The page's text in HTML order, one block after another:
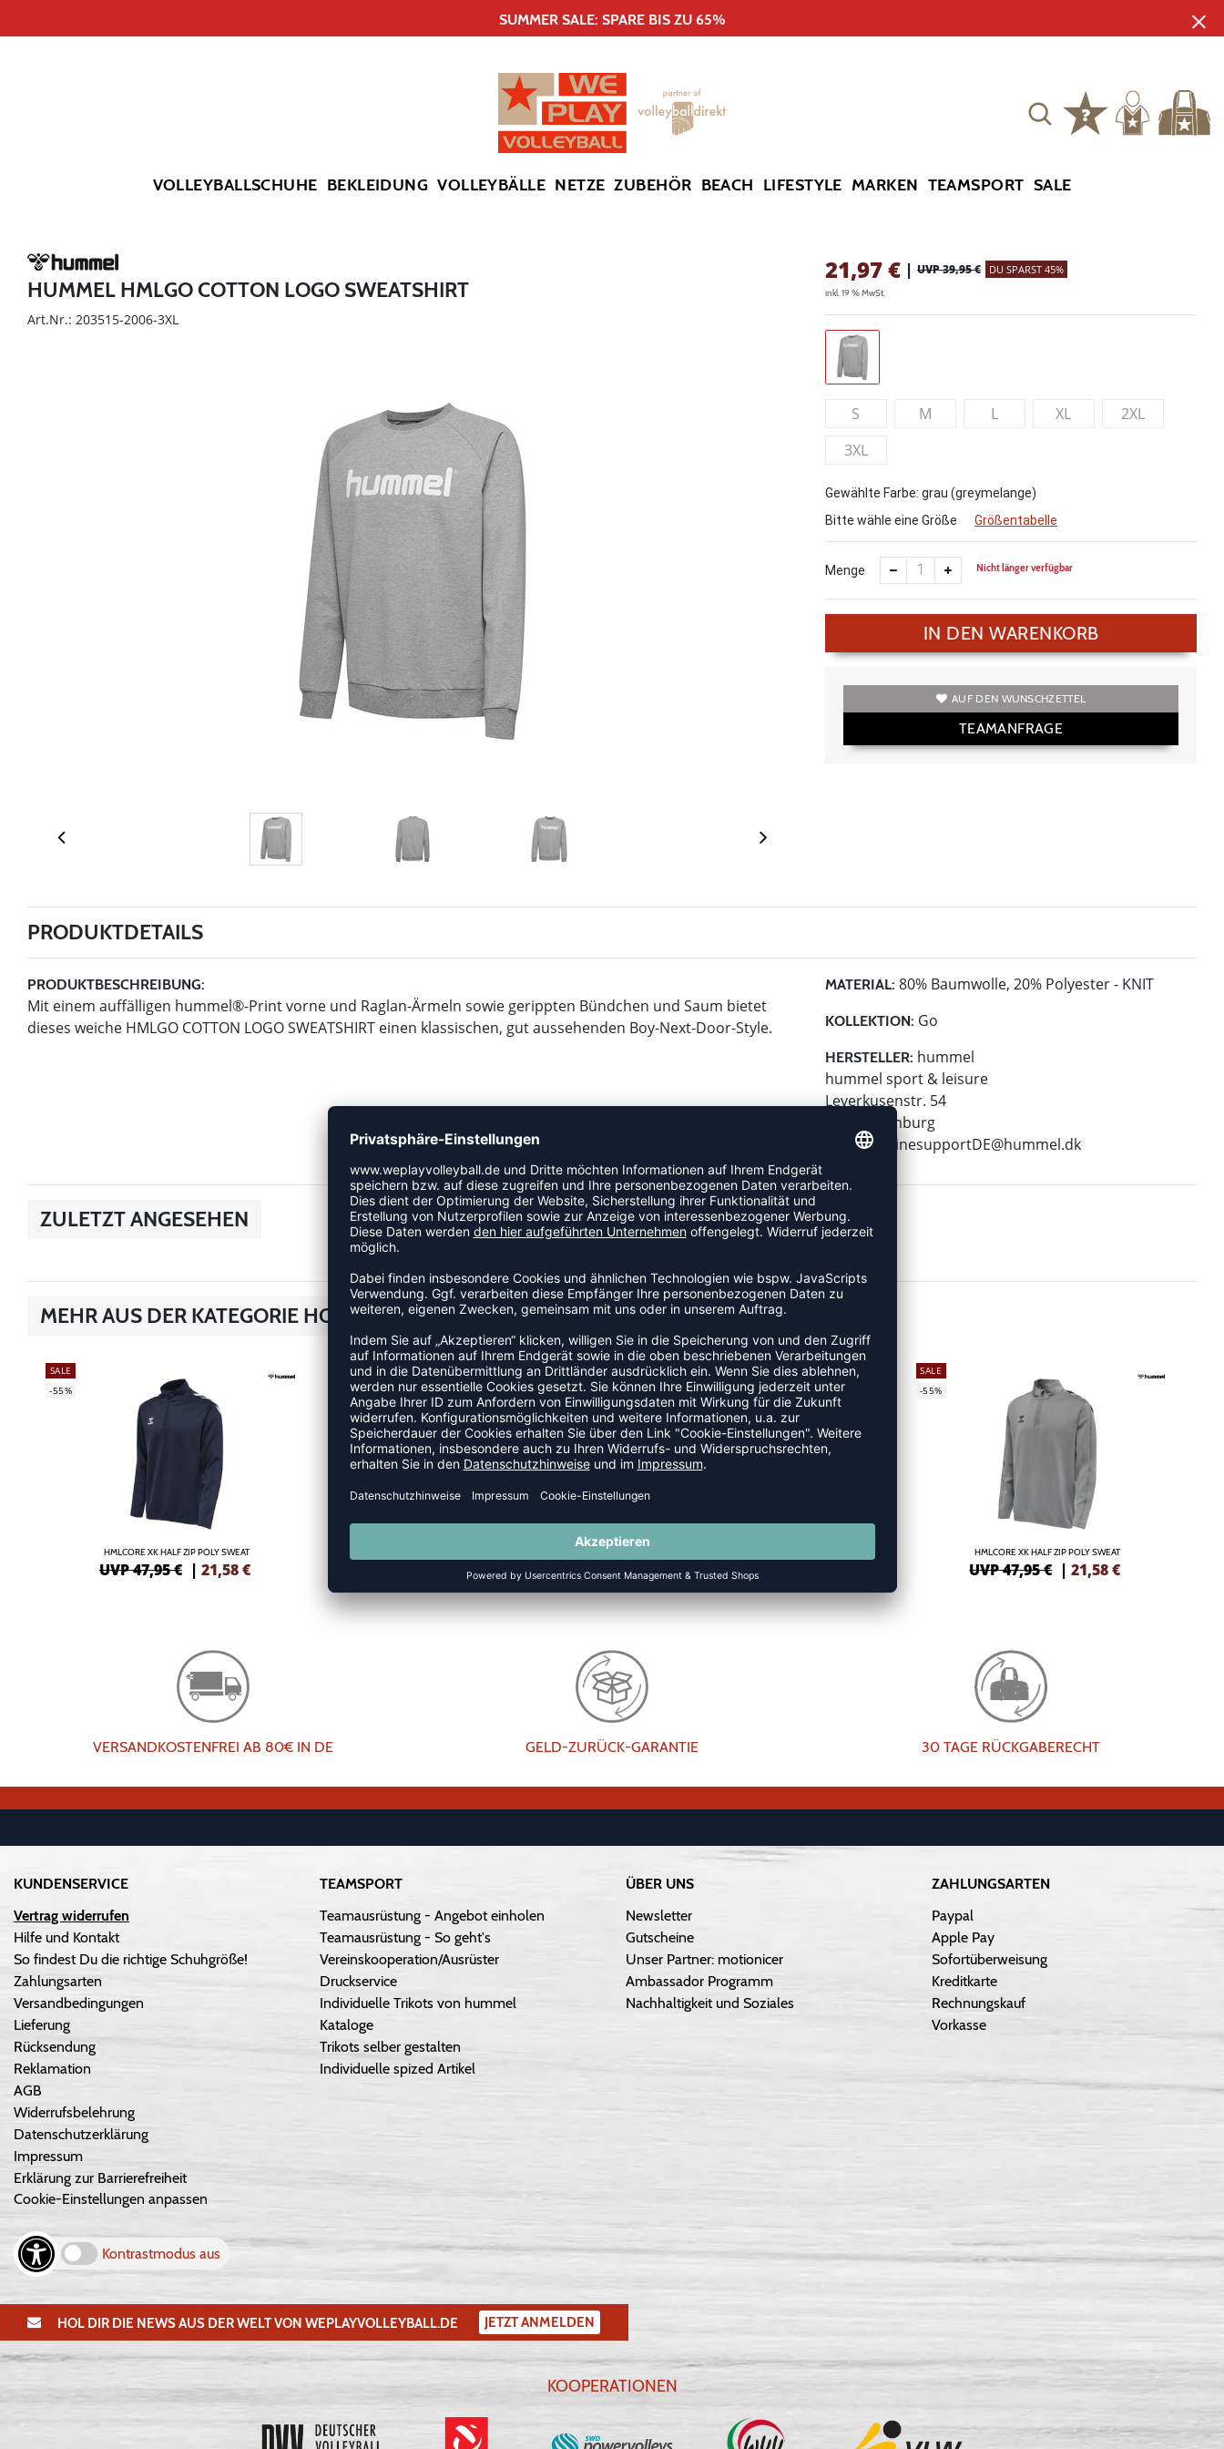
SUMMER SALE: SPARE BIS ZU 65%
VOLLEYBALLSCHUHE BEKLEIDUNG VOLLEYBÄLLE NETZE ZUBEHÖR BEACH LIFESTYLE MARKEN TEAMSPORT SALE
HUMMEL HMLGO COTTON LOGO SWEATSHIRT
Art.Nr.: 203515-2006-3XL
21,97€ | UVP 39,95 € DU SPARST 45%
inkl. 19 % MwSt.
S M L XL
2XL
3XL
Gewählte Farbe: grau (greymelange)
Bitte wähle eine Größe
Größentabelle
Menge Nicht länger verfügbar
IN DEN WARENKORB
AUF DEN WUNSCHZETTEL
TEAMANFRAGE
PRODUKTDETAILS
PRODUKTBESCHREIBUNG:
Mit einem auffälligen hummel®-Print vorne und Raglan-Ärmeln sowie gerippten Bündchen und Saum bietet
dieses weiche HMLGO COTTON LOGO SWEATSHIRT einen klassischen, gut aussehenden Boy-Next-Door-Style.
MATERIAL: 80% Baumwolle, 20% Polyester - KNIT
KOLLEKTION: Go
HERSTELLER: hummel
hummel sport & leisure
Leverkusenstr. 54
22761 Hamburg
E-Mail: onlinesupportDE@hummel.dk
ZULETZT ANGESEHEN
MEHR AUS DER KATEGORIE HOODIES
SALE
-55%
HMLCORE XK HALF ZIP POLY SWEAT
UVP 47,95 € | 21,58€
SALE
-55%
UVP 44,95 € |20,23 €
SALE
-55%
UVP 44,95 €
SALE
-55%
HMLCORE XK HALF ZIP POLY SWEAT
UVP 47,95 € |21,58€
VERSANDKOSTENFREI AB 80€ IN DE GELD-ZURÜCK-GARANTIE 30 TAGE RÜCKGABERECHT
KUNDENSERVICE
Vertrag widerrufen
Hilfe und Kontakt
So findest Du die richtige Schuhgröße!
Zahlungsarten
Versandbedingungen
Lieferung
Rücksendung
Reklamation
AGB
Widerrufsbelehrung
Datenschutzerklärung
Impressum
Erklärung zur Barrierefreiheit
Cookie-Einstellungen anpassen
Kontrastmodus aus
TEAMSPORT
Teamausrüstung - Angebot einholen
Teamausrüstung - So geht's
Vereinskooperation/Ausrüster
Druckservice
Individuelle Trikots von hummel
Kataloge
Trikots selber gestalten
Individuelle spized Artikel
ÜBER UNS
Newsletter
Gutscheine
Unser Partner: motionicer
Ambassador Programm
Nachhaltigkeit und Soziales
ZAHLUNGSARTEN
Paypal
Apple Pay
Sofortüberweisung
Kreditkarte
Rechnungskauf
Vorkasse
HOL DIR DIE NEWS AUS DER WELT VON WEPLAYVOLLEYBALL.DE JETZT ANMELDEN
KOOPERATIONEN